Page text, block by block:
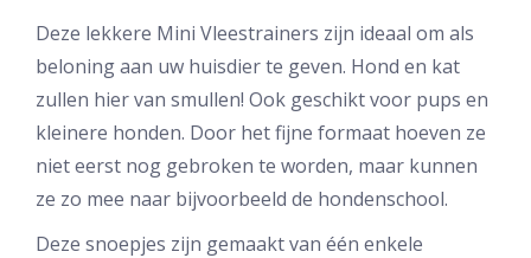
Deze lekkere Mini Vleestrainers zijn ideaal om als
beloning aan uw huisdier te geven. Hond en kat
zullen hier van smullen! Ook geschikt voor pups en
kleinere honden. Door het fijne formaat hoeven ze
niet eerst nog gebroken te worden, maar kunnen
ze zo mee naar bijvoorbeeld de hondenschool.
Deze snoepjes zijn gemaakt van één enkele